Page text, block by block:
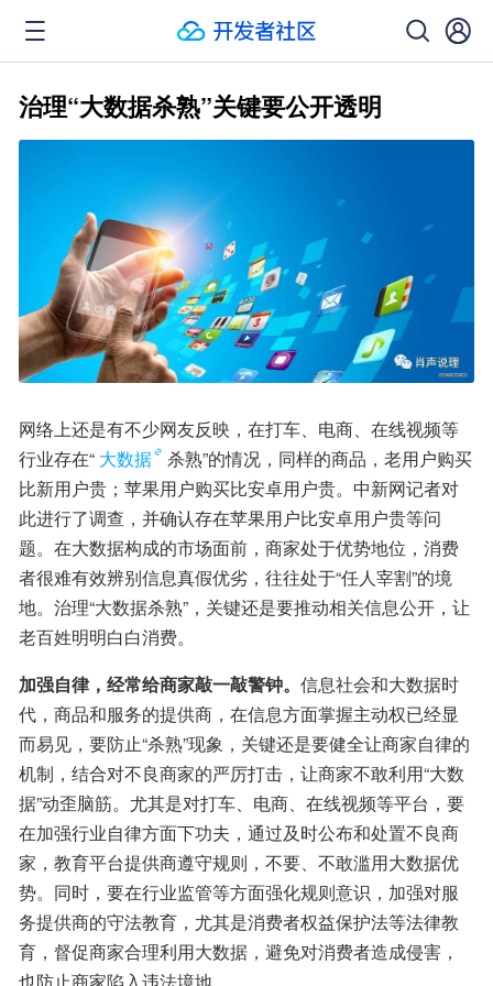
治理“大数据杀熟”关键要公开透明
网络上还是有不少网友反映，在打车、电商、在线视频等
行业存在“ 大数据
杀熟”的情况，同样的商品，老用户购买
比新用户贵；苹果用户购买比安卓用户贵。中新网记者对
此进行了调查，并确认存在苹果用户比安卓用户贵等问
题。在大数据构成的市场面前，商家处于优势地位，消费
者很难有效辨别信息真假优劣，往往处于“任人宰割”的境
地。治理“大数据杀熟”，关键还是要推动相关信息公开，让
老百姓明明白白消费。
加强自律，经常给商家敲一敲警钟。 信息社会和大数据时
代，商品和服务的提供商，在信息方面掌握主动权已经显
而易见，要防止“杀熟”现象，关键还是要健全让商家自律的
机制，结合对不良商家的严厉打击，让商家不敢利用“大数
据”动歪脑筋。尤其是对打车、电商、在线视频等平台，要
在加强行业自律方面下功夫，通过及时公布和处置不良商
家，教育平台提供商遵守规则，不要、不敢滥用大数据优
势。同时，要在行业监管等方面强化规则意识，加强对服
务提供商的守法教育，尤其是消费者权益保护法等法律教
育，督促商家合理利用大数据，避免对消费者造成侵害，
也防止商家陷入违法境地。